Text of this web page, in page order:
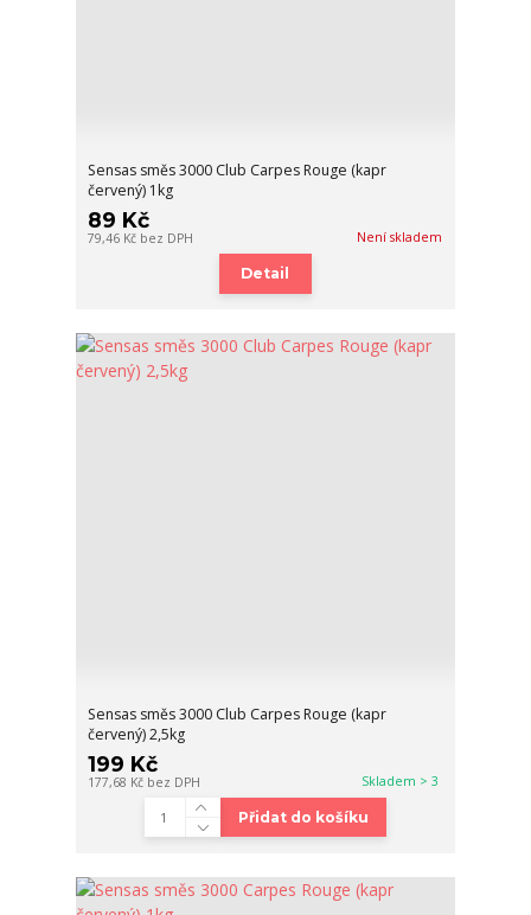
Sensas směs 3000 Club Carpes Rouge (kapr
červený) 1kg
89 Kč
79,46 Kč bez DPH Není skladem
Detail
Sensas směs 3000 Club Carpes Rouge (kapr
červený) 2,5kg
199 Kč
177,68 Kč bez DPH Skladem > 3
Přidat do košíku